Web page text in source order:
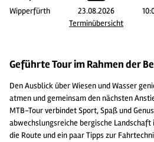
Wipperfürth
23.08.2026
Terminübersicht
Geführte Tour im Rahmen der
Den Ausblick über Wiesen und Wasser
atmen und gemeinsam den nächsten
MTB-Tour verbindet Sport, Spaß und
abwechslungsreiche bergische
die Route und ein paar Tipps zur